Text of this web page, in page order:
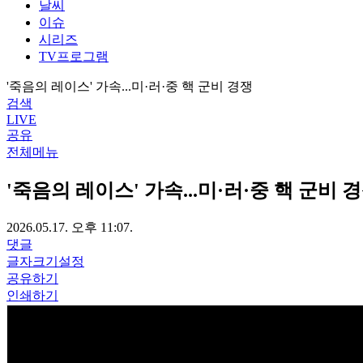
날씨
이슈
시리즈
TV프로그램
'죽음의 레이스' 가속...미·러·중 핵 군비 경쟁
검색
LIVE
공유
전체메뉴
'죽음의 레이스' 가속...미·러·중 핵 군비
2026.05.17. 오후 11:07.
댓글
글자크기설정
공유하기
인쇄하기